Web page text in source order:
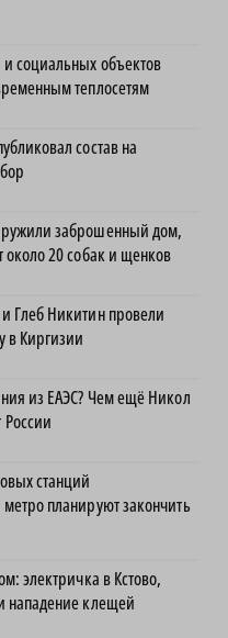
социальных объектов
теплосетям
состав на
заброшенный дом,
около 20 собак и щенков
Глеб Никитин провели
в Киргизии
из ЕАЭС? Чем ещё Никол
станций
планируют закончить
электричка в Кстово,
нападение клещей